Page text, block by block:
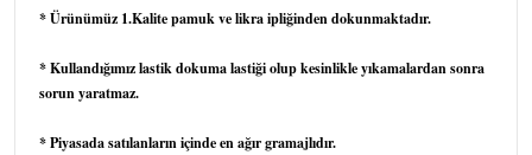
* Ürünümüz 1.Kalite pamuk ve likra ipliğinden dokunmaktadır.
* Kullandığımız lastik dokuma lastiği olup kesinlikle yıkamalardan sonra
sorun yaratmaz.
* Piyasada satılanların içinde en ağır gramajlıdır.